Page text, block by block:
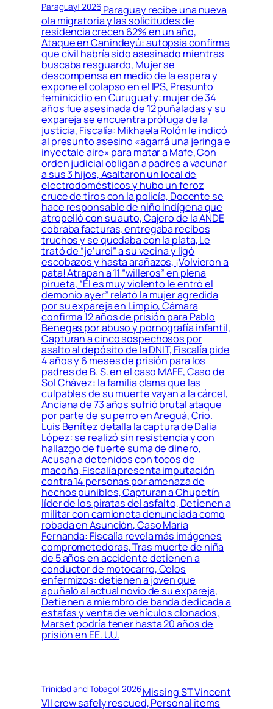
Paraguay! 2026Paraguay recibe una nueva
ola migratoria y las solicitudes de
residencia crecen 62% en un año,
Ataque en Canindeyú: autopsia confirma
que civil habría sido asesinado mientras
buscaba resguardo, Mujer se
descompensa en medio de la espera y
expone el colapso en el IPS, Presunto
feminicidio en Curuguaty: mujer de 34
años fue asesinada de 12 puñaladas y su
expareja se encuentra prófuga de la
justicia, Fiscalía: Mikhaela Rolón le indicó
al presunto asesino «agarrá una jeringa e
inyectale aire» para matar a Mafe, Con
orden judicial obligan a padres a vacunar
a sus 3 hijos, Asaltaron un local de
electrodomésticos y hubo un feroz
cruce de tiros con la policía, Docente se
hace responsable de niño indígena que
atropelló con su auto, Cajero de la ANDE
cobraba facturas, entregaba recibos
truchos y se quedaba con la plata, Le
trató de “je’urei” a su vecina y ligó
escobazos y hasta arañazos, ¡Volvieron a
pata! Atrapan a 11 “willeros” en plena
pirueta, “Él es muy violento le entró el
demonio ayer” relató la mujer agredida
por su expareja en Limpio, Cámara
confirma 12 años de prisión para Pablo
Benegas por abuso y pornografía infantil,
Capturan a cinco sospechosos por
asalto al depósito de la DNIT, Fiscalía pide
4 años y 6 meses de prisión para los
padres de B. S. en el caso MAFE, Caso de
Sol Chávez: la familia clama que las
culpables de su muerte vayan a la cárcel,
Anciana de 73 años sufrió brutal ataque
por parte de su perro en Areguá, Crio.
Luis Benítez detalla la captura de Dalia
López: se realizó sin resistencia y con
hallazgo de fuerte suma de dinero,
Acusan a detenidos con tocos de
macoña, Fiscalía presenta imputación
contra 14 personas por amenaza de
hechos punibles, Capturan a Chupetín
líder de los piratas del asfalto, Detienen a
militar con camioneta denunciada como
robada en Asunción, Caso María
Fernanda: Fiscalía revela más imágenes
comprometedoras, Tras muerte de niña
de 5 años en accidente detienen a
conductor de motocarro, Celos
enfermizos: detienen a joven que
apuñaló al actual novio de su expareja,
Detienen a miembro de banda dedicada a
estafas y venta de vehículos clonados,
Marset podría tener hasta 20 años de
prisión en EE. UU.
Trinidad and Tobago! 2026Missing ST Vincent
VII crew safely rescued, Personal items